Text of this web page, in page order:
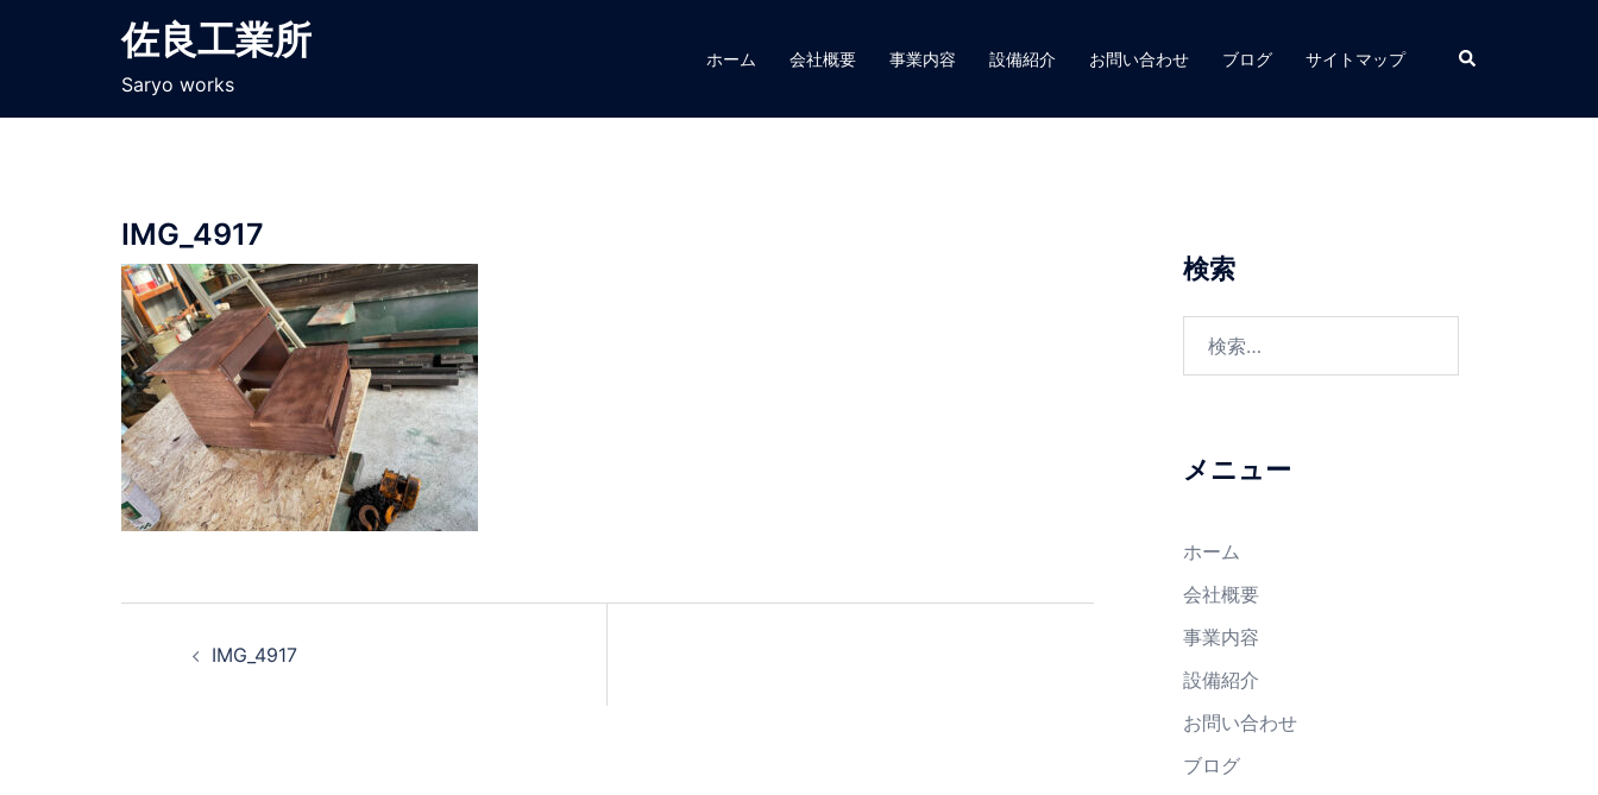
佐良工業所
Saryo works
ホーム 会社概要 事業内容 設備紹介 お問い合わせ ブログ サイトマップ
検
索
IMG_4917
IMG_4917
検索
メニュー
ホーム
会社概要
事業内容
設備紹介
お問い合わせ
ブログ